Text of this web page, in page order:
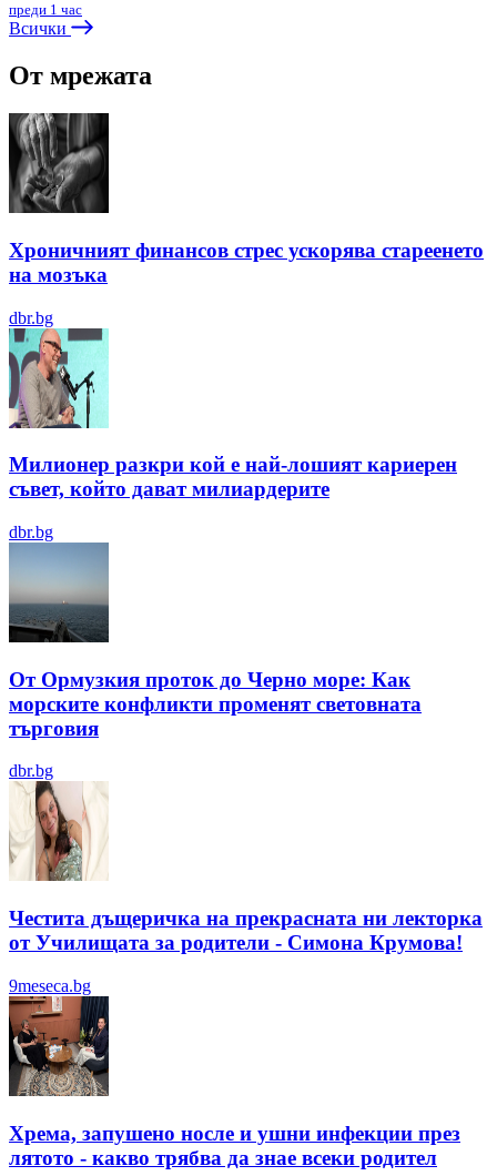
преди 1 час
Всички
От мрежата
Хроничният финансов стрес ускорява стареенето
на мозъка
dbr.bg
Милионер разкри кой е най-лошият кариерен
съвет, който дават милиардерите
dbr.bg
От Ормузкия проток до Черно море: Как
морските конфликти променят световната
търговия
dbr.bg
Честита дъщеричка на прекрасната ни лекторка
от Училищата за родители - Симона Крумова!
9meseca.bg
Хрема, запушено носле и ушни инфекции през
лятотo - какво трябва да знае всеки родител